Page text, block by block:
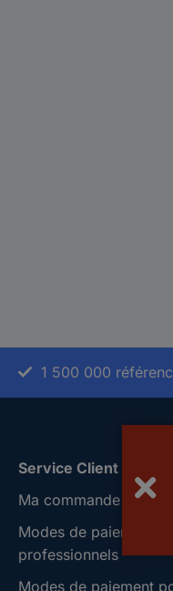
1 500 000
Service Client
Ma commande
Modes de paiement
professionnels
Modes de paiement